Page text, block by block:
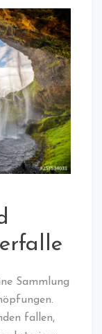
Sammlung
fallen,